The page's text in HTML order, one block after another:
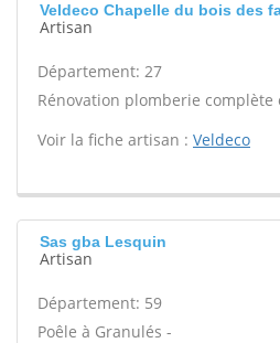
Veldeco Chapelle du bois des
Artisan
Département: 27
Rénovation plomberie
Voir la fiche artisan : Veldeco
Sas gba Lesquin
Artisan
Département: 59
Poêle à Granulés -